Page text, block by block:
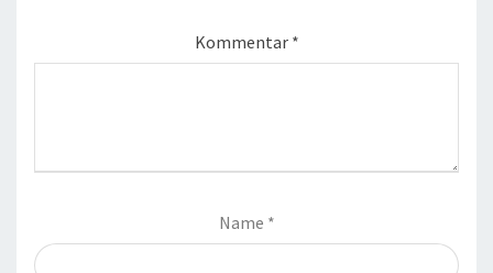
Kommentar *
Name *